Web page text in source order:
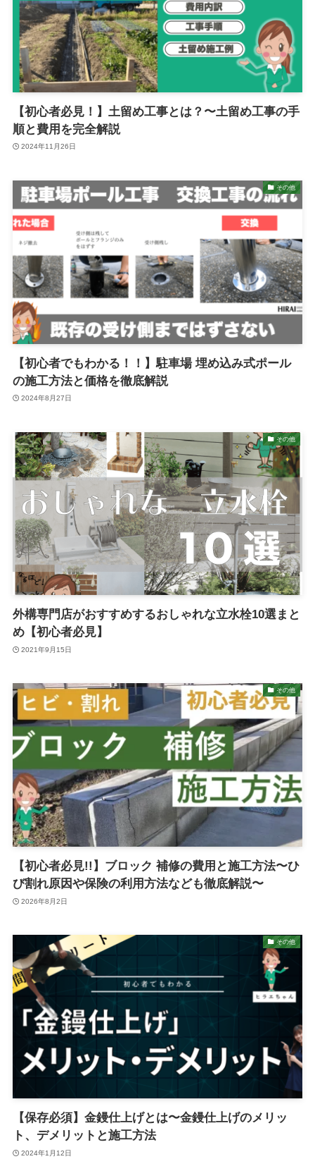
【初心者必見！】土留め工事とは？〜土留め工事の手
順と費用を完全解説
2024年11月26日
その他
【初心者でもわかる！！】駐車場 埋め込み式ポール
の施工方法と価格を徹底解説
2024年8月27日
その他
外構専門店がおすすめするおしゃれな立水栓10選まと
め【初心者必見】
2021年9月15日
その他
【初心者必見!!】ブロック 補修の費用と施工方法〜ひ
び割れ原因や保険の利用方法なども徹底解説〜
2026年8月2日
その他
【保存必須】金鏝仕上げとは〜金鏝仕上げのメリッ
ト、デメリットと施工方法
2024年1月12日